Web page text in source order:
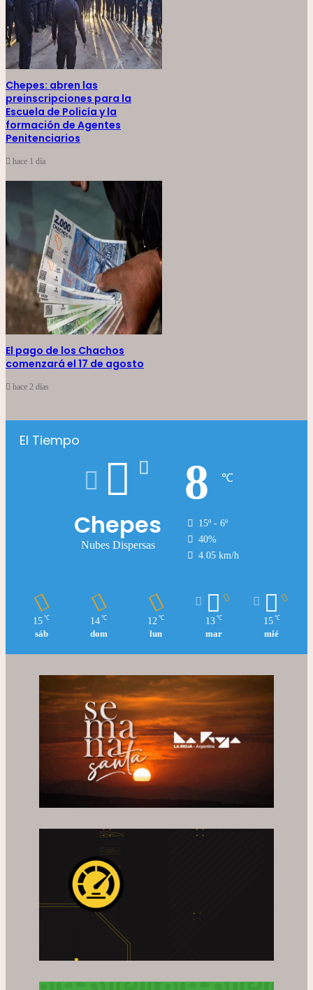
Chepes: abren las
preinscripciones para la
Escuela de Policía y la
formación de Agentes
Penitenciarios
hace 1 día
El pago de los Chachos
comenzará el 17 de agosto
hace 2 días
El Tiempo
Chepes
Nubes Dispersas
8 ℃
15º - 6º
40%
4.05 km/h
15 ℃
sáb
14 ℃
dom
12 ℃
lun
13 ℃
mar
15 ℃
mié